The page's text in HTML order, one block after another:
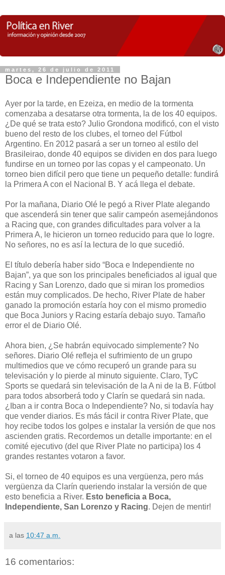
martes, 26 de julio de 2011
Boca e Independiente no Bajan
Ayer por la tarde, en Ezeiza, en medio de la tormenta
comenzaba a desatarse otra tormenta, la de los 40 equipos.
¿De qué se trata esto? Julio Grondona modificó, con el visto
bueno del resto de los clubes, el torneo del Fútbol
Argentino. En 2012 pasará a ser un torneo al estilo del
Brasileirao, donde 40 equipos se dividen en dos para luego
fundirse en un torneo por las copas y el campeonato. Un
torneo bien difícil pero que tiene un pequeño detalle: fundirá
la Primera A con el Nacional B. Y acá llega el debate.
Por la mañana, Diario Olé le pegó a River Plate alegando
que ascenderá sin tener que salir campeón asemejándonos
a Racing que, con grandes dificultades para volver a la
Primera A, le hicieron un torneo reducido para que lo logre.
No señores, no es así la lectura de lo que sucedió.
El título debería haber sido “Boca e Independiente no
Bajan”, ya que son los principales beneficiados al igual que
Racing y San Lorenzo, dado que si miran los promedios
están muy complicados. De hecho, River Plate de haber
ganado la promoción estaría hoy con el mismo promedio
que Boca Juniors y Racing estaría debajo suyo. Tamaño
error el de Diario Olé.
Ahora bien, ¿Se habrán equivocado simplemente? No
señores. Diario Olé refleja el sufrimiento de un grupo
multimedios que ve cómo recuperó un grande para su
televisación y lo pierde al minuto siguiente. Claro, TyC
Sports se quedará sin televisación de la A ni de la B. Fútbol
para todos absorberá todo y Clarín se quedará sin nada.
¿Iban a ir contra Boca o Independiente? No, si todavía hay
que vender diarios. Es más fácil ir contra River Plate, que
hoy recibe todos los golpes e instalar la versión de que nos
ascienden gratis. Recordemos un detalle importante: en el
comité ejecutivo (del que River Plate no participa) los 4
grandes restantes votaron a favor.
Si, el torneo de 40 equipos es una vergüenza, pero más
vergüenza da Clarín queriendo instalar la versión de que
esto beneficia a River. Esto beneficia a Boca,
Independiente, San Lorenzo y Racing. Dejen de mentir!
a las 10:47 a.m.
16 comentarios: